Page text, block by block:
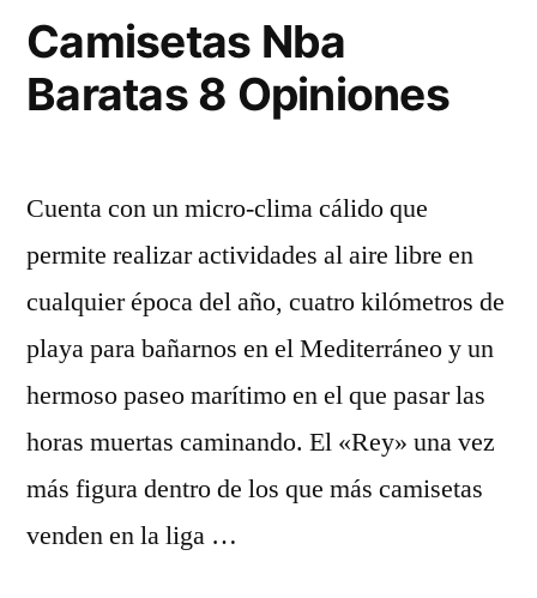
Camisetas Nba
Baratas 8 Opiniones
Cuenta con un micro-clima cálido que
permite realizar actividades al aire libre en
cualquier época del año, cuatro kilómetros de
playa para bañarnos en el Mediterráneo y un
hermoso paseo marítimo en el que pasar las
horas muertas caminando. El «Rey» una vez
más figura dentro de los que más camisetas
venden en la liga …